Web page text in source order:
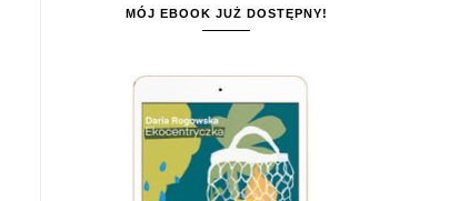
MÓJ EBOOK JUŻ DOSTĘPNY!